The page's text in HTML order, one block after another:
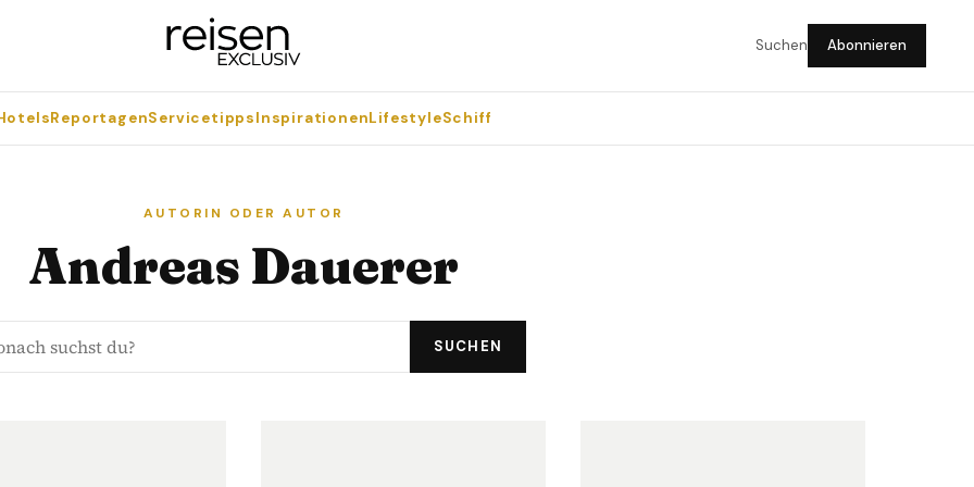
Suchen Abonnieren
ReportagenServicetippsInspirationenLifestyleSchiff
AUTORIN ODER AUTOR
Andreas Dauerer
SUCHEN